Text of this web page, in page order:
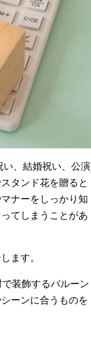
い、結婚祝い、公演
タンド花を贈ると
ナーをしっかり知
てしまうことがあ
ます。
装飾するバルーン
ーンに合うものを